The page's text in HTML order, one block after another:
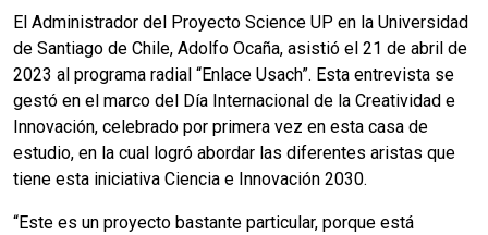
El Administrador del Proyecto Science UP en la Universidad
de Santiago de Chile, Adolfo Ocaña, asistió el 21 de abril de
2023 al programa radial “Enlace Usach”. Esta entrevista se
gestó en el marco del Día Internacional de la Creatividad e
Innovación, celebrado por primera vez en esta casa de
estudio, en la cual logró abordar las diferentes aristas que
tiene esta iniciativa Ciencia e Innovación 2030.
“Este es un proyecto bastante particular, porque está